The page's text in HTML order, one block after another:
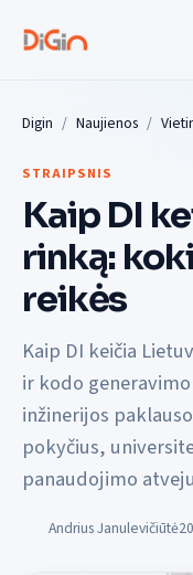
Digin Naujienos
STRAIPSNIS
Kaip DI
rinką:
reikės
Kaip DI keičia
ir kodo
inžinerijos
pokyčius,
panaudojimo
Andrius Janulevičiūtė